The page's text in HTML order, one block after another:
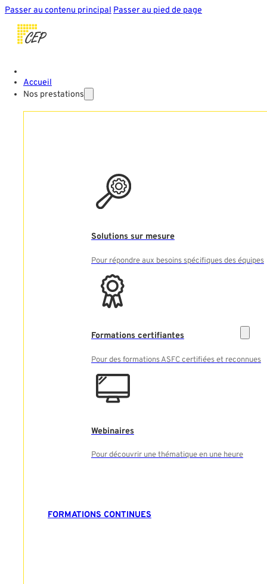
Passer au contenu principal Passer au pied de page
Accueil
Nos prestations
Solutions sur mesure
Pour répondre aux besoins spécifiques des équipes
Formations certifiantes
Pour des formations ASFC certifiées et reconnues
Webinaires
Pour découvrir une thématique en une heure
FORMATIONS CONTINUES